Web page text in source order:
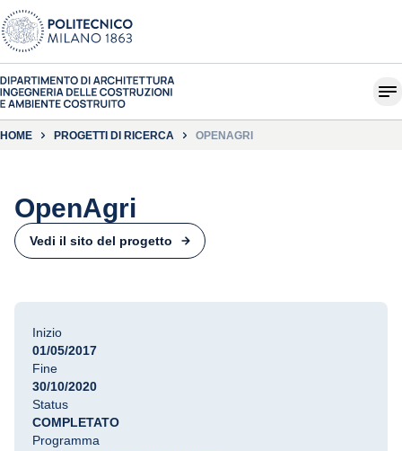
HOME PROGETTI DI RICERCA OPENAGRI
OpenAgri
Vedi il sito del progetto
Inizio
01/05/2017
Fine
30/10/2020
Status
COMPLETATO
Programma